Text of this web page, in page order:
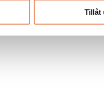
Tillåt